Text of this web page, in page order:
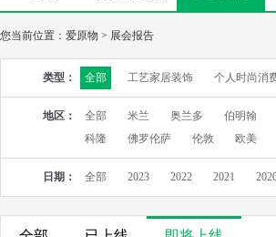
您当前位置： 爱原物 > 展会报告
类型： 全部 工艺家居装饰 个人时尚消
地区： 全部 米兰 奥兰多 伯明翰
科隆
佛罗伦萨 伦敦 欧美
日期： 全部 2023 2022 2021